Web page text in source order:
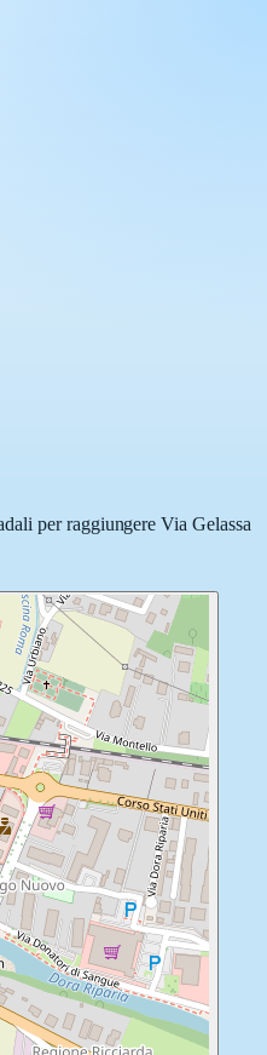
per raggiungere Via Gelassa